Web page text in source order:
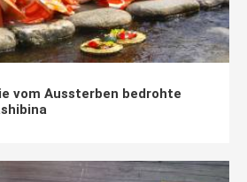
vom Aussterben bedrohte